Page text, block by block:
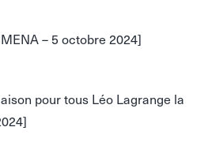
– 5 octobre 2024]
pour tous Léo Lagrange la